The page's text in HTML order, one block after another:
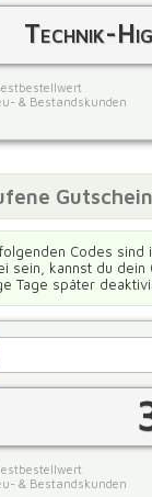
Technik-
& Bestandskunden
Codes sind
sein, kannst du
Tage später
& Bestandskunden